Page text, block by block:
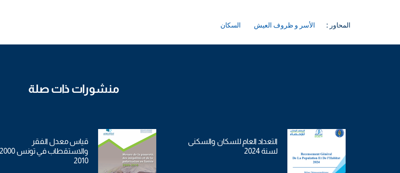
المحاور : الأسر و ظروف العيش السكان
منشورات ذات صلة
التعداد العام للسكان والسكنى
لسنة 2024
قياس معدل الفقر
2010